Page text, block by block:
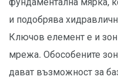
и подобрява
Ключов елемент е и
мрежа. Обособените
дават възможност за